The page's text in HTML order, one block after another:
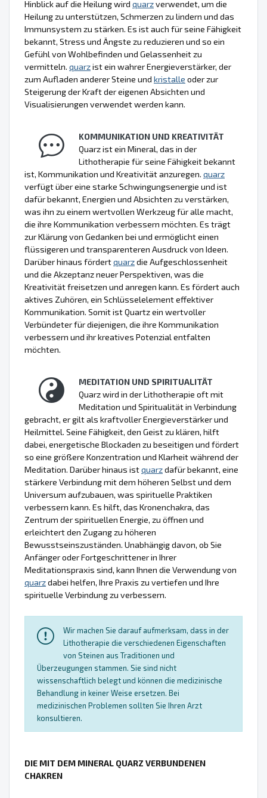
Hinblick auf die Heilung wird quarzverwendet, um die
Heilung zu unterstützen, Schmerzen zu lindern und das
Immunsystem zu stärken. Es ist auch für seine Fähigkeit
bekannt, Stress und Ängste zu reduzieren und so ein
Gefühl von Wohlbefinden und Gelassenheit zu
vermitteln. quarzist ein wahrer Energieverstärker, der
zum Aufladen anderer Steine und kristalle oder zur
Steigerung der Kraft der eigenen Absichten und
Visualisierungen verwendet werden kann.
KOMMUNIKATION UND KREATIVITÄT
Quarz ist ein Mineral, das in der
Lithotherapie für seine Fähigkeit bekannt
ist, Kommunikation und Kreativität anzuregen. quarz
verfügt über eine starke Schwingungsenergie und ist
dafür bekannt, Energien und Absichten zu verstärken,
was ihn zu einem wertvollen Werkzeug für alle macht,
die ihre Kommunikation verbessern möchten. Es trägt
zur Klärung von Gedanken bei und ermöglicht einen
flüssigeren und transparenteren Ausdruck von Ideen.
Darüber hinaus fördertquarzdie Aufgeschlossenheit
und die Akzeptanz neuer Perspektiven, was die
Kreativität freisetzen und anregen kann. Es fördert auch
aktives Zuhören, ein Schlüsselelement effektiver
Kommunikation. Somit ist Quartz ein wertvoller
Verbündeter für diejenigen, die ihre Kommunikation
verbessern und ihr kreatives Potenzial entfalten
möchten.
MEDITATION UND SPIRITUALITÄT
Quarz wird in der Lithotherapie oft mit
Meditation und Spiritualität in Verbindung
gebracht, er gilt als kraftvoller Energieverstärker und
Heilmittel. Seine Fähigkeit, den Geist zu klären, hilft
dabei, energetische Blockaden zu beseitigen und fördert
so eine größere Konzentration und Klarheit während der
Meditation. Darüber hinaus istquarzdafür bekannt, eine
stärkere Verbindung mit dem höheren Selbst und dem
Universum aufzubauen, was spirituelle Praktiken
verbessern kann. Es hilft, das Kronenchakra, das
Zentrum der spirituellen Energie, zu öffnen und
erleichtert den Zugang zu höheren
Bewusstseinszuständen. Unabhängig davon, ob Sie
Anfänger oder Fortgeschrittener in Ihrer
Meditationspraxis sind, kann Ihnen die Verwendung von
quarzdabei helfen, Ihre Praxis zu vertiefen und Ihre
spirituelle Verbindung zu verbessern.
Wir machen Sie darauf aufmerksam, dass in der
Lithotherapie die verschiedenen Eigenschaften
von Steinen aus Traditionen und
Überzeugungen stammen. Sie sind nicht
wissenschaftlich belegt und können die medizinische
Behandlung in keiner Weise ersetzen. Bei
medizinischen Problemen sollten Sie Ihren Arzt
konsultieren.
DIE MIT DEM MINERAL QUARZ VERBUNDENEN
CHAKREN